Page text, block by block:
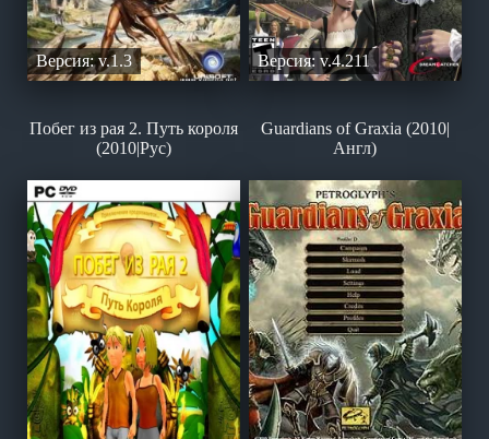
Версия: v.1.3 Версия: v.4.211
Побег из рая 2. Путь короля
(2010|Рус)
Guardians of Graxia (2010|
Англ)